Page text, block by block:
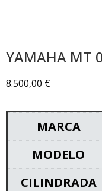
YAMAHA MT
8.500,00 €
MARCA
MODELO
CILINDRADA